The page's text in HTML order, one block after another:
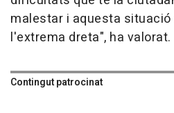
malestar i aquesta
l'extrema dreta", ha valorat.
Contingut patrocinat